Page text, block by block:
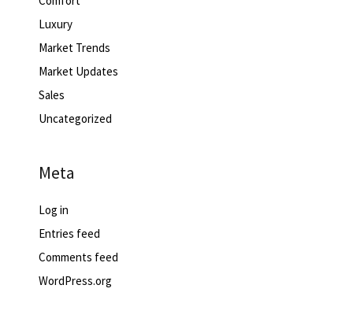
Luxury
Market Trends
Market Updates
Sales
Uncategorized
Meta
Log in
Entries feed
Comments feed
WordPress.org